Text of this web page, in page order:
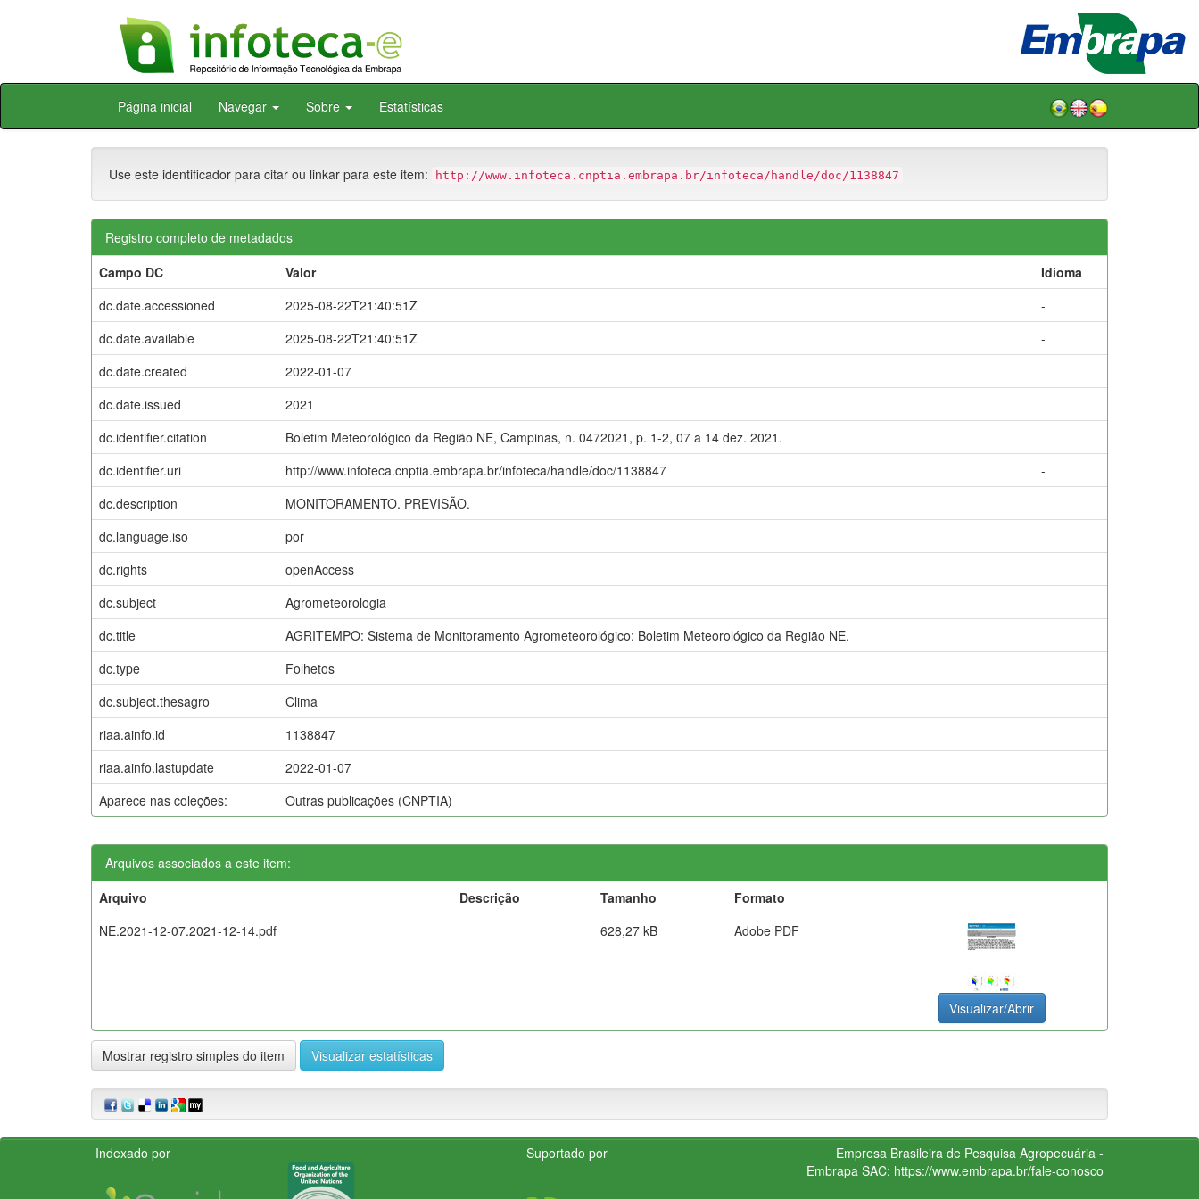
Skip
Página inicial Navegar Sobre Estatísticas
Use este identificador para citar ou linkar para este item: http://www.infoteca.cnptia.embrapa.br/infoteca/handle/doc/1138847
Registro completo de metadados
Campo DC
Valor
Idioma
dc.date.accessioned
2025-08-22T21:40:51Z
-
dc.date.available
2025-08-22T21:40:51Z
-
dc.date.created
2022-01-07
dc.date.issued
2021
dc.identifier.citation
Boletim Meteorológico da Região NE, Campinas, n. 0472021, p. 1-2, 07 a 14 dez. 2021.
dc.identifier.uri
http://www.infoteca.cnptia.embrapa.br/infoteca/handle/doc/1138847
-
dc.description
MONITORAMENTO. PREVISÃO.
dc.language.iso
por
dc.rights
openAccess
dc.subject
Agrometeorologia
dc.title
AGRITEMPO: Sistema de Monitoramento Agrometeorológico: Boletim Meteorológico da Região NE.
dc.type
Folhetos
dc.subject.thesagro
Clima
riaa.ainfo.id
1138847
riaa.ainfo.lastupdate
2022-01-07
Aparece nas coleções:
Outras publicações (CNPTIA)
Arquivos associados a este item:
Arquivo
Descrição Tamanho
Formato
NE.2021-12-07.2021-12-14.pdf
628,27 kB Adobe PDF
Visualizar/Abrir
Mostrar registro simples do item Visualizar estatísticas
Indexado por Suportado por
Empresa Brasileira de Pesquisa Agropecuária -
Embrapa SAC: https://www.embrapa.br/fale-conosco